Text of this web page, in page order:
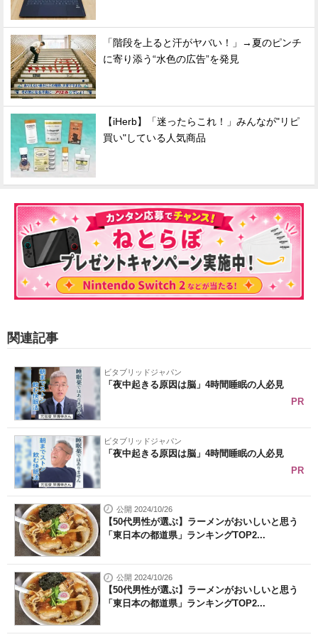
「階段を上ると汗がヤバい！」→夏のピンチ
に寄り添う“水色の広告”を発見
【iHerb】「迷ったらこれ！」みんなが"リピ
買い"している人気商品
関連記事
ビタブリッドジャパン
「夜中起きる原因は脳」4時間睡眠の人必見
PR
ビタブリッドジャパン
「夜中起きる原因は脳」4時間睡眠の人必見
PR
公開 2024/10/26
【50代男性が選ぶ】ラーメンがおいしいと思う
「東日本の都道県」ランキングTOP2...
公開 2024/10/26
【50代男性が選ぶ】ラーメンがおいしいと思う
「東日本の都道県」ランキングTOP2...